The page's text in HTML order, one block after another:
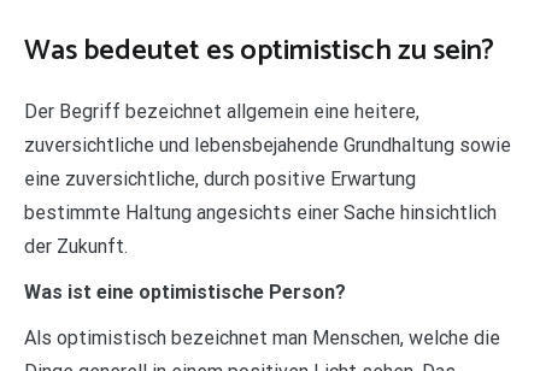
Was bedeutet es optimistisch zu sein?
Der Begriff bezeichnet allgemein eine heitere,
zuversichtliche und lebensbejahende Grundhaltung sowie
eine zuversichtliche, durch positive Erwartung
bestimmte Haltung angesichts einer Sache hinsichtlich
der Zukunft.
Was ist eine optimistische Person?
Als optimistisch bezeichnet man Menschen, welche die